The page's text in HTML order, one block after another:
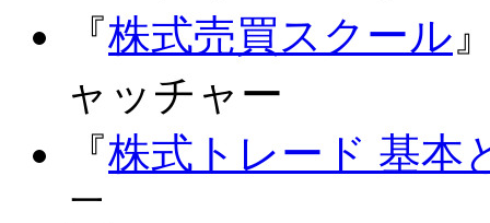
『株式売買スクール
ャッチャー
『株式トレード 基本
二